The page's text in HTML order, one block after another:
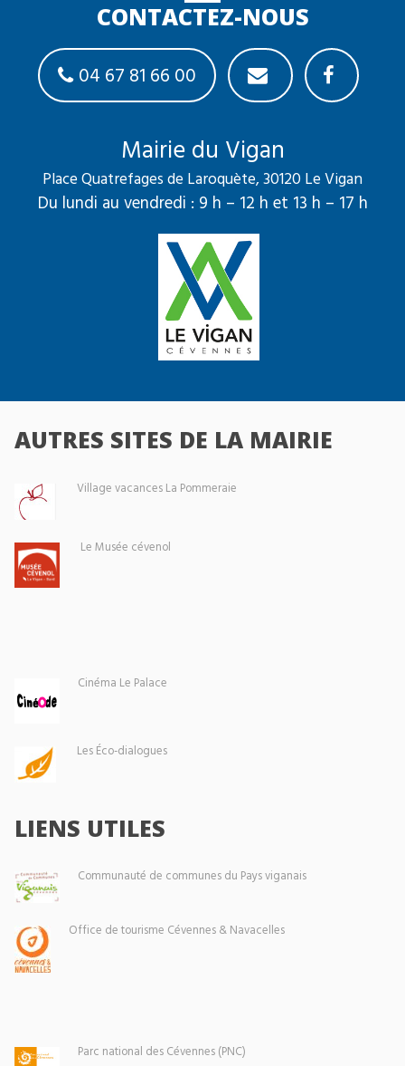
CONTACTEZ-NOUS
04 67 81 66 00
Mairie du Vigan
Place Quatrefages de Laroquète, 30120 Le Vigan
Du lundi au vendredi : 9 h – 12 h et 13 h – 17 h
AUTRES SITES DE LA MAIRIE
Village vacances La Pommeraie
Le Musée cévenol
Cinéma Le Palace
Les Éco-dialogues
LIENS UTILES
Communauté de communes du Pays viganais
Office de tourisme Cévennes & Navacelles
Parc national des Cévennes (PNC)